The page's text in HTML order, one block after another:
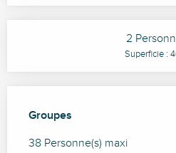
2
Superficie :
Groupes
Groupes
38 Personne(s) maxi